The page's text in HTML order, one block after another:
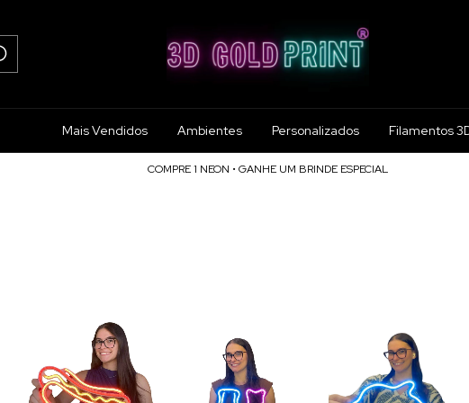
Mais Vendidos Ambientes Personalizados Filamentos
COMPRE 1 NEON • GANHE UM BRINDE ESPECIAL